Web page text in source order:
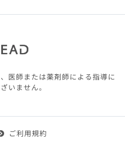
医師または薬剤師による指導に
いません。
ご利用規約